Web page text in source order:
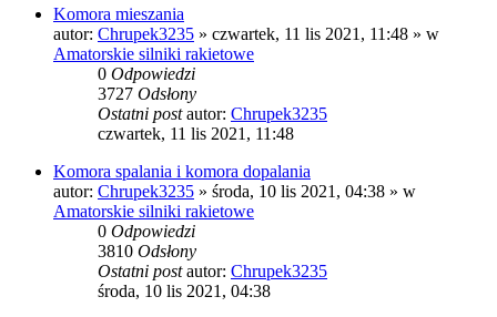
Komora mieszania
autor: Chrupek3235 » czwartek, 11 lis 2021, 11:48 » w
Amatorskie silniki rakietowe
0 Odpowiedzi
3727 Odsłony
Ostatni postautor: Chrupek3235
czwartek, 11 lis 2021, 11:48
Komora spalania i komora dopalania
autor: Chrupek3235 » środa, 10 lis 2021, 04:38 » w
Amatorskie silniki rakietowe
0 Odpowiedzi
3810 Odsłony
Ostatni postautor: Chrupek3235
środa, 10 lis 2021, 04:38